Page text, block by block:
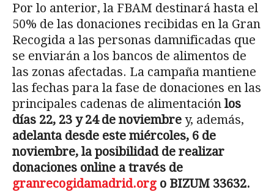
Por lo anterior, la FBAM destinará hasta el
50% de las donaciones recibidas en la Gran
Recogida a las personas damnificadas que
se enviarán a los bancos de alimentos de
las zonas afectadas. La campaña mantiene
las fechas para la fase de donaciones en las
principales cadenas de alimentación los
días 22, 23 y 24 de noviembre y, además,
adelanta desde este miércoles, 6 de
noviembre, la posibilidad de realizar
donaciones online a través de
granrecogidamadrid.org o BIZUM 33632.